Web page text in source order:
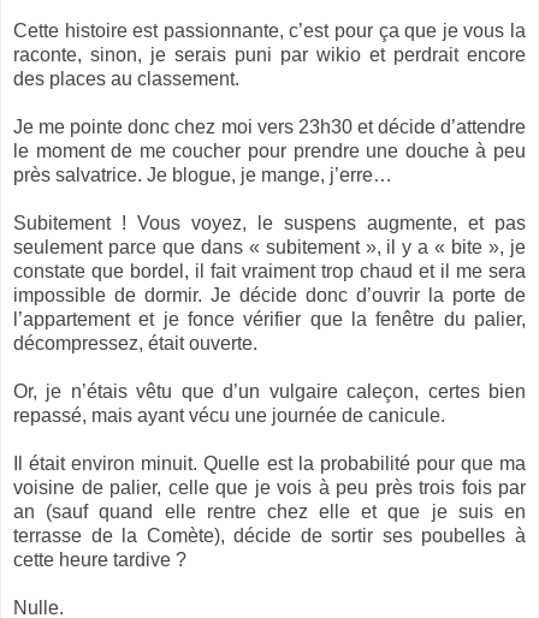
Cette histoire est passionnante, c’est pour ça que je vous la
raconte, sinon, je serais puni par wikio et perdrait encore
des places au classement.
Je me pointe donc chez moi vers 23h30 et décide d’attendre
le moment de me coucher pour prendre une douche à peu
près salvatrice. Je blogue, je mange, j’erre…
Subitement ! Vous voyez, le suspens augmente, et pas
seulement parce que dans « subitement », il y a « bite », je
constate que bordel, il fait vraiment trop chaud et il me sera
impossible de dormir. Je décide donc d’ouvrir la porte de
l’appartement et je fonce vérifier que la fenêtre du palier,
décompressez, était ouverte.
Or, je n’étais vêtu que d’un vulgaire caleçon, certes bien
repassé, mais ayant vécu une journée de canicule.
Il était environ minuit. Quelle est la probabilité pour que ma
voisine de palier, celle que je vois à peu près trois fois par
an (sauf quand elle rentre chez elle et que je suis en
terrasse de
la Comète), décide de sortir ses poubelles à
cette heure tardive ?
Nulle.